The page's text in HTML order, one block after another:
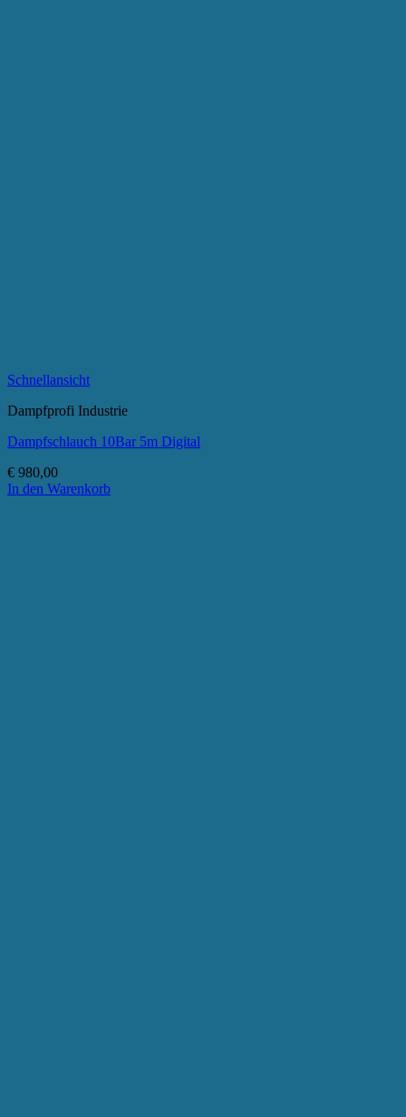
Schnellansicht
Dampfprofi Industrie
Dampfschlauch 10Bar 5m Digital
€ 980,00
In den Warenkorb